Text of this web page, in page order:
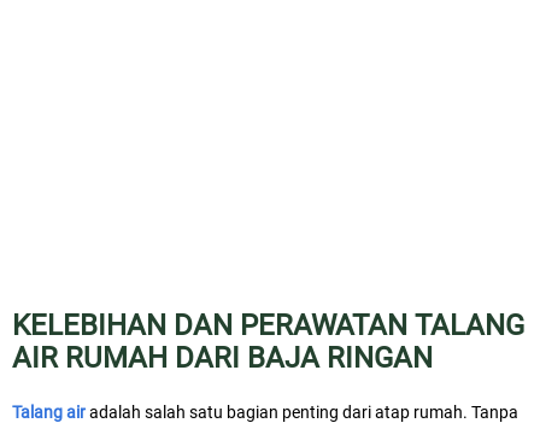
KELEBIHAN DAN PERAWATAN TALANG
AIR RUMAH DARI BAJA RINGAN
Talang airadalah salah satu bagian penting dari atap rumah. Tanpa